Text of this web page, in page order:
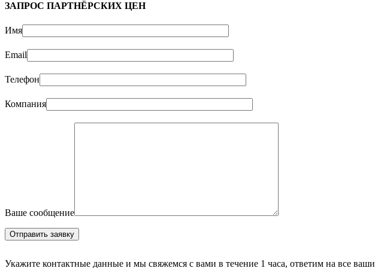
ЗАПРОС ПАРТНЁРСКИХ ЦЕН
Имя
Email
Телефон
Компания
Ваше сообщение
Укажите контактные данные и мы свяжемся с вами в течение 1 часа, ответим на все ваши